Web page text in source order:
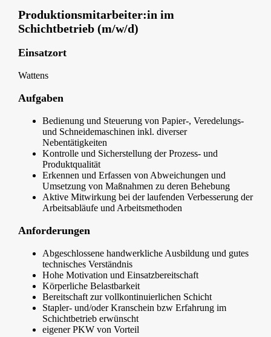
Produktionsmitarbeiter:in im
Schichtbetrieb (m/w/d)
Einsatzort
Wattens
Aufgaben
Bedienung und Steuerung von Papier-, Veredelungs-
und Schneidemaschinen inkl. diverser
Nebentätigkeiten
Kontrolle und Sicherstellung der Prozess- und
Produktqualität
Erkennen und Erfassen von Abweichungen und
Umsetzung von Maßnahmen zu deren Behebung
Aktive Mitwirkung bei der laufenden Verbesserung der
Arbeitsabläufe und Arbeitsmethoden
Anforderungen
Abgeschlossene handwerkliche Ausbildung und gutes
technisches Verständnis
Hohe Motivation und Einsatzbereitschaft
Körperliche Belastbarkeit
Bereitschaft zur vollkontinuierlichen Schicht
Stapler- und/oder Kranschein bzw Erfahrung im
Schichtbetrieb erwünscht
eigener PKW von Vorteil